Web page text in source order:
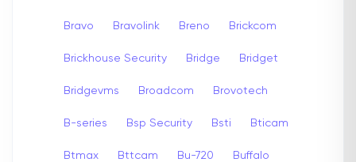
Bravo Bravolink Breno Brickcom
Brickhouse Security Bridge Bridget
Bridgevms Broadcom Brovotech
B-series Bsp Security Bsti Bticam
Btmax Bttcam Bu-720 Buffalo